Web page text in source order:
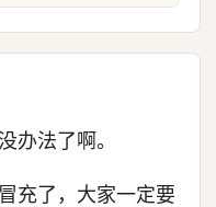
办法了啊。
充了，大家一定要